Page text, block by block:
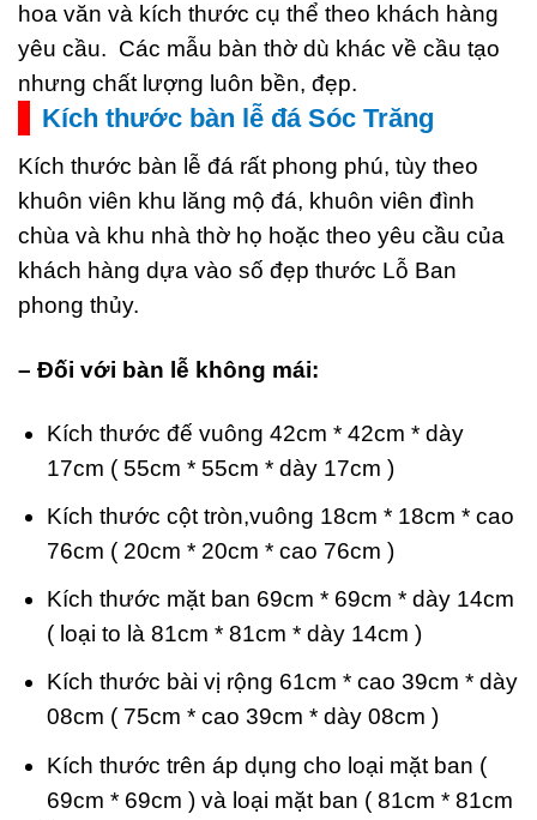
hoa văn và kích thước cụ thể theo khách hàng
yêu cầu. Các mẫu bàn thờ dù khác về cầu tạo
nhưng chất lượng luôn bền, đẹp.
Kích thước bàn lễ đá Sóc Trăng
Kích thước bàn lễ đá rất phong phú, tùy theo
khuôn viên khu lăng mộ đá, khuôn viên đình
chùa và khu nhà thờ họ hoặc theo yêu cầu của
khách hàng dựa vào số đẹp thước Lỗ Ban
phong thủy.
– Đối với bàn lễ không mái:
Kích thước đế vuông 42cm * 42cm * dày
17cm ( 55cm * 55cm * dày 17cm )
Kích thước cột tròn,vuông 18cm * 18cm * cao
76cm ( 20cm * 20cm * cao 76cm )
Kích thước mặt ban 69cm * 69cm * dày 14cm
( loại to là 81cm * 81cm * dày 14cm )
Kích thước bài vị rộng 61cm * cao 39cm * dày
08cm ( 75cm * cao 39cm * dày 08cm )
Kích thước trên áp dụng cho loại mặt ban (
69cm * 69cm ) và loại mặt ban ( 81cm * 81cm